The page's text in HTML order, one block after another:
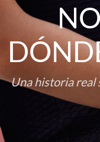
Una historia real